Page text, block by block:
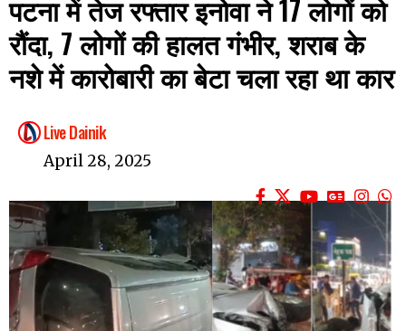
पटना में तेज रफ्तार इनोवा ने 17 लोगों को
रौंदा, 7 लोगों की हालत गंभीर, शराब के
नशे में कारोबारी का बेटा चला रहा था कार
Live Dainik
April 28, 2025